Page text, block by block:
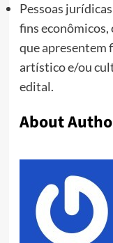
Pessoas
fins econômicos,
que apresentem
artístico e/ou
edital.
About